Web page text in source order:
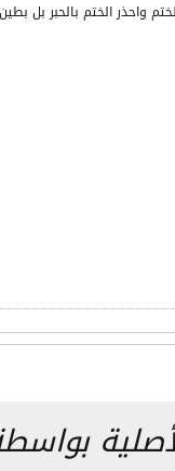
واحذر الختم بالحبر بل